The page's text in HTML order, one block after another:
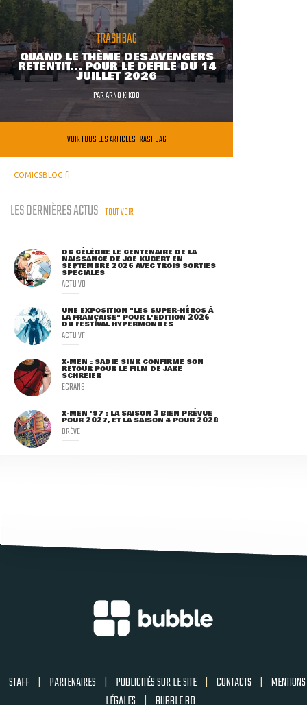
TRASHBAG
QUAND LE THÈME DES AVENGERS
RETENTIT... POUR LE DÉFILÉ DU 14
JUILLET 2026
PARARNO KIKOO
VOIR TOUS LES ARTICLES TRASHBAG
COMICSBLOG.fr
LES DERNIÈRES ACTUS TOUT VOIR
DC CÉLÈBRE LE CENTENAIRE DE LA
NAISSANCE DE JOE KUBERT EN
SEPTEMBRE 2026 AVEC TROIS SORTIES
SPÉCIALES
ACTU VO
UNE EXPOSITION "LES SUPER-HÉROS À
LA FRANÇAISE" POUR L'ÉDITION 2026
DU FESTIVAL HYPERMONDES
ACTU VF
X-MEN : SADIE SINK CONFIRME SON
RETOUR POUR LE FILM DE JAKE
SCHREIER
ECRANS
X-MEN '97 : LA SAISON 3 BIEN PRÉVUE
POUR 2027, ET LA SAISON 4 POUR 2028
BRÈVE
STAFF | PARTENAIRES | PUBLICITÉS SUR LE SITE | CONTACTS | MENTIONS